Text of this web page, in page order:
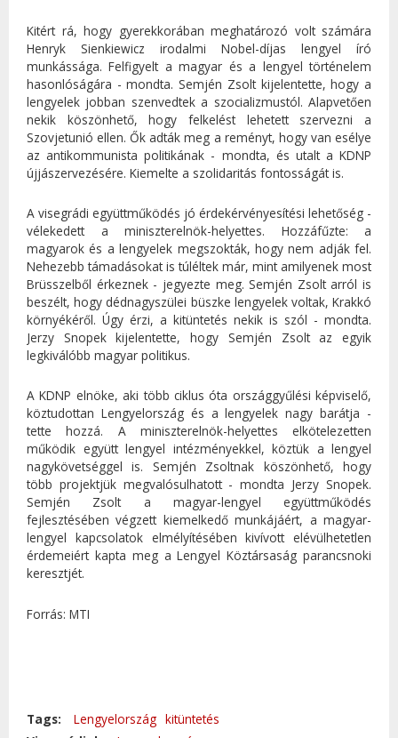
Kitért rá, hogy gyerekkorában meghatározó volt számára
Henryk Sienkiewicz irodalmi Nobel-díjas lengyel író
munkássága. Felfigyelt a magyar és a lengyel történelem
hasonlóságára - mondta. Semjén Zsolt kijelentette, hogy a
lengyelek jobban szenvedtek a szocializmustól. Alapvetően
nekik köszönhető, hogy felkelést lehetett szervezni a
Szovjetunió ellen. Ők adták meg a reményt, hogy van esélye
az antikommunista politikának - mondta, és utalt a KDNP
újjászervezésére. Kiemelte a szolidaritás fontosságát is.
A visegrádi együttműködés jó érdekérvényesítési lehetőség -
vélekedett a miniszterelnök-helyettes. Hozzáfűzte: a
magyarok és a lengyelek megszokták, hogy nem adják fel.
Nehezebb támadásokat is túléltek már, mint amilyenek most
Brüsszelből érkeznek - jegyezte meg. Semjén Zsolt arról is
beszélt, hogy dédnagyszülei büszke lengyelek voltak, Krakkó
környékéről. Úgy érzi, a kitüntetés nekik is szól - mondta.
Jerzy Snopek kijelentette, hogy Semjén Zsolt az egyik
legkiválóbb magyar politikus.
A KDNP elnöke, aki több ciklus óta országgyűlési képviselő,
köztudottan Lengyelország és a lengyelek nagy barátja -
tette hozzá. A miniszterelnök-helyettes elkötelezetten
működik együtt lengyel intézményekkel, köztük a lengyel
nagykövetséggel is. Semjén Zsoltnak köszönhető, hogy
több projektjük megvalósulhatott - mondta Jerzy Snopek.
Semjén Zsolt a magyar-lengyel együttműködés
fejlesztésében végzett kiemelkedő munkájáért, a magyar-
lengyel kapcsolatok elmélyítésében kivívott elévülhetetlen
érdemeiért kapta meg a Lengyel Köztársaság parancsnoki
keresztjét.
Forrás: MTI
Tags: Lengyelország kitüntetés